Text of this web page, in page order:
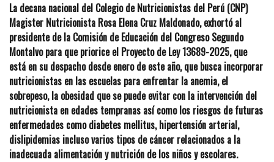
La decana nacional del Colegio de Nutricionistas del Perú (CNP)
Magister Nutricionista Rosa Elena Cruz Maldonado, exhortó al
presidente de la Comisión de Educación del Congreso Segundo
Montalvo para que priorice el Proyecto de Ley 13689-2025, que
está en su despacho desde enero de este año, que busca incorporar
nutricionistas en las escuelas para enfrentar la anemia, el
sobrepeso, la obesidad que se puede evitar con la intervención del
nutricionista en edades tempranas así como los riesgos de futuras
enfermedades como diabetes mellitus, hipertensión arterial,
dislipidemias incluso varios tipos de cáncer relacionados a la
inadecuada alimentación y nutrición de los niños y escolares.